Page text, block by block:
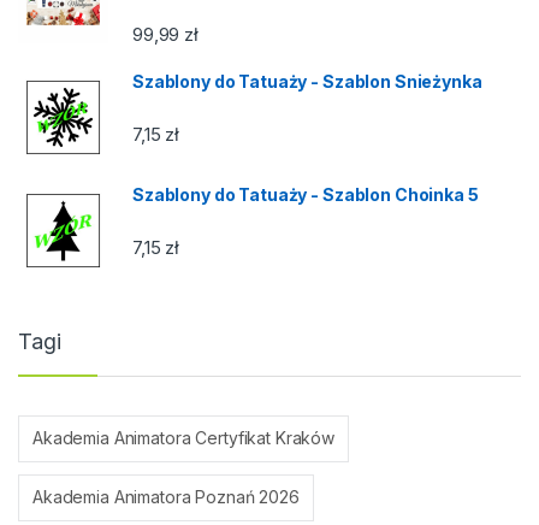
99,99 zł
Szablony do Tatuaży - Szablon Snieżynka
7,15 zł
Szablony do Tatuaży - Szablon Choinka 5
7,15 zł
Tagi
Akademia Animatora Certyfikat Kraków
Akademia Animatora Poznań 2026